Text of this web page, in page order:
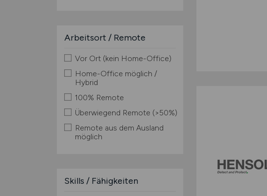
Arbeitsort / Remote
Vor Ort (kein Home-Office)
Home-Office möglich /
Hybrid
100% Remote
Überwiegend Remote (>50%)
Remote aus dem Ausland
möglich
Skills / Fähigkeiten